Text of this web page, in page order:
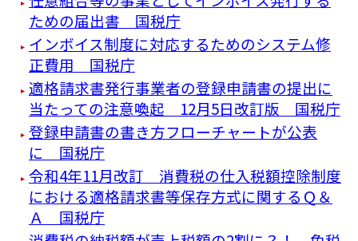
ための届出書 国税庁
インボイス制度に対応するためのシステム修
正費用 国税庁
適格請求書発行事業者の登録申請書の提出に
当たっての注意喚起 12月5日改訂版 国税庁
登録申請書の書き方フローチャートが公表
に 国税庁
令和4年11月改訂 消費税の仕入税額控除制度
における適格請求書等保存方式に関するＱ＆
Ａ 国税庁